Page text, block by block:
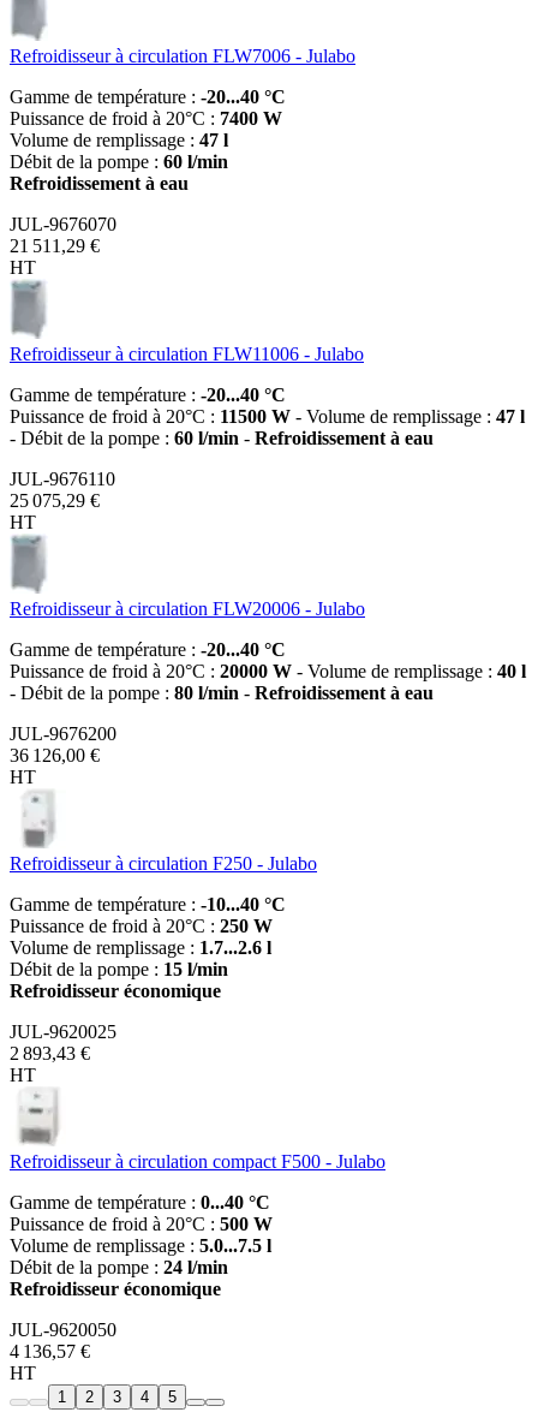
Refroidisseur à circulation FLW7006 - Julabo
Gamme de température : -20...40 °C
Puissance de froid à 20°C : 7400 W
Volume de remplissage : 47 l
Débit de la pompe : 60 l/min
Refroidissement à eau
JUL-9676070
21 511,29 €
HT
Refroidisseur à circulation FLW11006 - Julabo
Gamme de température : -20...40 °C
Puissance de froid à 20°C : 11500 W - Volume de remplissage : 47 l
- Débit de la pompe : 60 l/min - Refroidissement à eau
JUL-9676110
25 075,29 €
HT
Refroidisseur à circulation FLW20006 - Julabo
Gamme de température : -20...40 °C
Puissance de froid à 20°C : 20000 W - Volume de remplissage : 40 l
- Débit de la pompe : 80 l/min - Refroidissement à eau
JUL-9676200
36 126,00 €
HT
Refroidisseur à circulation F250 - Julabo
Gamme de température : -10...40 °C
Puissance de froid à 20°C : 250 W
Volume de remplissage : 1.7...2.6 l
Débit de la pompe : 15 l/min
Refroidisseur économique
JUL-9620025
2 893,43 €
HT
Refroidisseur à circulation compact F500 - Julabo
Gamme de température : 0...40 °C
Puissance de froid à 20°C : 500 W
Volume de remplissage : 5.0...7.5 l
Débit de la pompe : 24 l/min
Refroidisseur économique
JUL-9620050
4 136,57 €
HT
1 2 3 4 5